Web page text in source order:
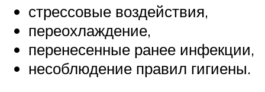
стрессовые воздействия,
переохлаждение,
перенесенные ранее инфекции,
несоблюдение правил гигиены.